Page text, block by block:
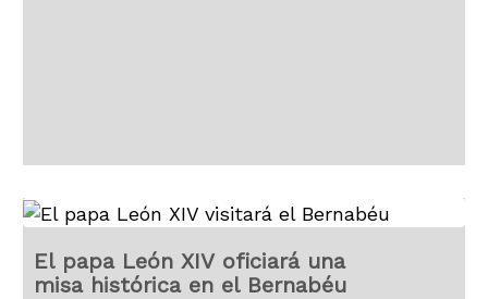
El papa León XIV oficiará una
misa histórica en el Bernabéu